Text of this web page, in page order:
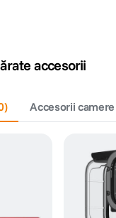
hs
accesorii
) Accesorii